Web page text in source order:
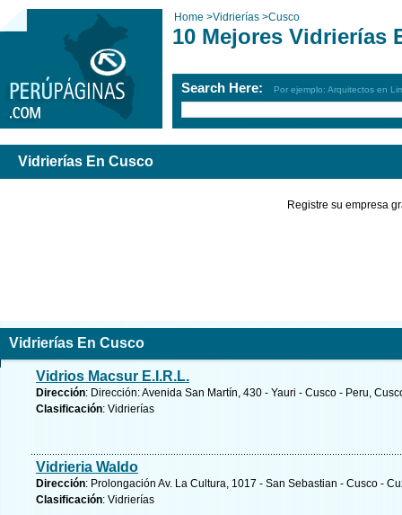
Home >Vidrierías >Cusco
10 Mejores Vidrierías
Search Here: Por ejemplo: Arquitectos en
Vidrierías En Cusco
Registre su empresa
Vidrierías En Cusco
Vidrios Macsur E.I.R.L.
Dirección: Dirección: Avenida San Martín, 430 - Yauri - Cusco - Peru,
Clasificación: Vidrierías
Vidrieria Waldo
Dirección: Prolongación Av. La Cultura, 1017 - San Sebastian - Cusco -
Clasificación: Vidrierías